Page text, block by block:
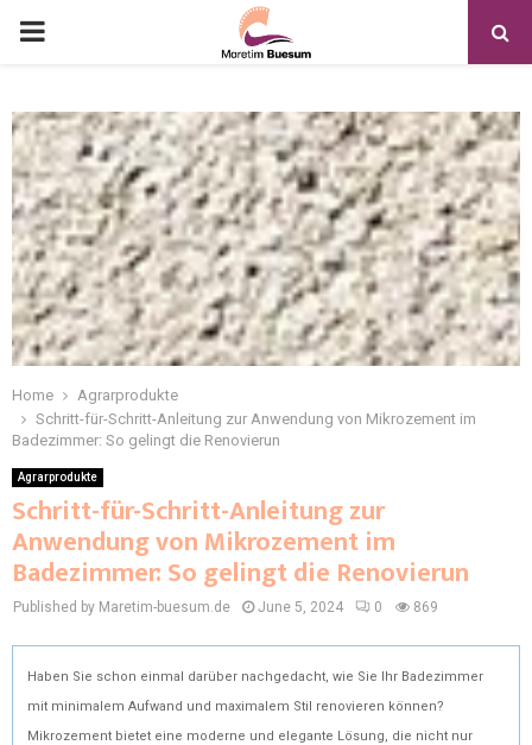
Home
Agrarprodukte
Schritt-für-Schritt-Anleitung zur Anwendung von Mikrozement im
Badezimmer: So gelingt die Renovierun
Agrarprodukte
Schritt-für-Schritt-Anleitung zur
Anwendung von Mikrozement im
Badezimmer: So gelingt die Renovierun
Published by Maretim-buesum.de June 5, 2024 0 869
Haben Sie schon einmal darüber nachgedacht, wie Sie Ihr Badezimmer
mit minimalem Aufwand und maximalem Stil renovieren können?
Mikrozement bietet eine moderne und elegante Lösung, die nicht nur